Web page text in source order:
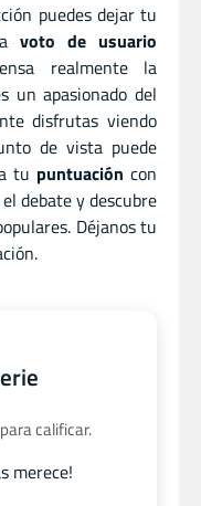
puedes dejar tu
voto de usuario
realmente la
un apasionado del
disfrutas viendo
de vista puede
tu puntuación con
debate y descubre
Déjanos tu
calificar.
merece!